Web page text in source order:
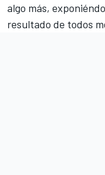
algo más,
resultado de todos